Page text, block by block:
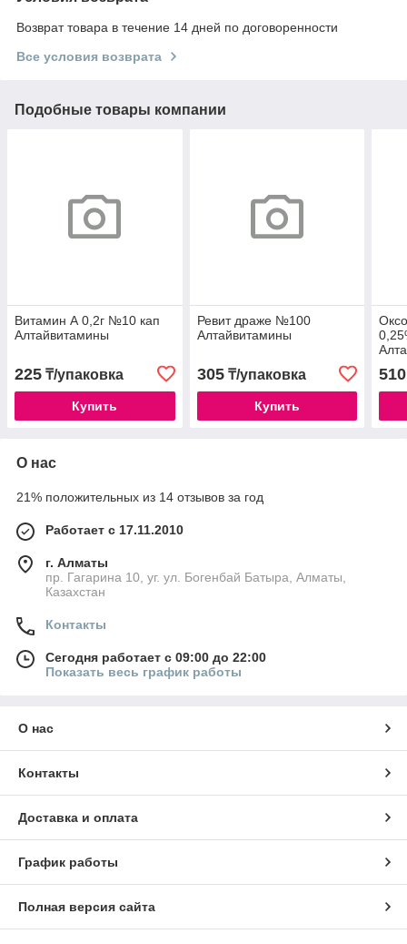
Возврат товара в течение 14 дней по договоренности
Все условия возврата
Подобные товары компании
Витамин А 0,2г №10 кап
Алтайвитамины
225 ₸/упаковка
Купить
Ревит драже №100
Алтайвитамины
305₸/упаковка
Купить
510
О нас
21% положительных из 14 отзывов за год
Работает с 17.11.2010
г. Алматы
пр. Гагарина 10, уг. ул. Богенбай Батыра, Алматы,
Казахстан
Контакты
Сегодня работает с 09:00 до 22:00
Показать весь график работы
О нас
Контакты
Доставка и оплата
График работы
Полная версия сайта